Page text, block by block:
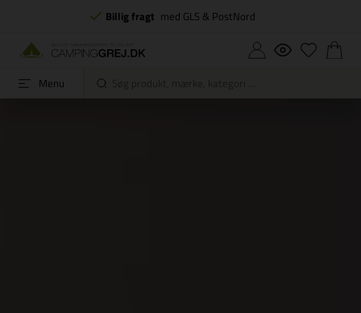
Billig fragt med GLS & PostNord
Menu